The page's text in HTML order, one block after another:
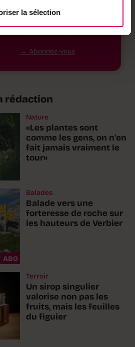
la sélection
Accédez à nos
contenus 100%
faits maison
Abonnez-vous
rédaction
Nature
«Les plantes sont
comme les gens, on n'en
fait jamais vraiment le
tour»
ABO
Balades
Balade vers une
forteresse de roche sur
les hauteurs de Verbier
Terroir
Un sirop singulier
valorise non pas les
fruits, mais les feuilles
du figuier